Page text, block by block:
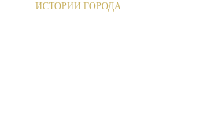
ИСТОРИИ ГОРОДА